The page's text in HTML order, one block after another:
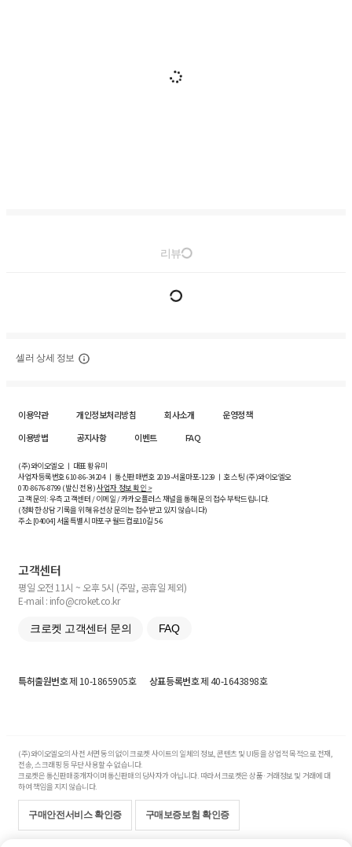
리뷰
셀러 상세 정보
이용약관 개인정보처리방침 회사소개
운영정책
이용방법
공지사항 이벤트 FAQ
(주)와이오엘오 ㅣ 대표 황유미
사업자등록번호610-86-34204ㅣ 통신판매번호 2019-서울마포-1239 ㅣ 호스팅 (주)와이오엘오
070-8676-8799 (발신 전용)사업자 정보 확인 >
고객 문의: 우측 고객센터 / 이메일 / 카카오플러스 채널을 통해 문의 접수 부탁드립니다.
(정확한 상담 기록을 위해 유선상 문의는 접수받고 있지 않습니다)
주소 [04004] 서울특별시 마포구 월드컵로10길5-6
고객센터
평일 오전 11시 ~ 오후 5시 (주말, 공휴일 제외)
E-mail : info@croket.co.kr
크로켓 고객센터 문의 FAQ
특허출원번호제 10-1865905호 상표등록번호제 40-1643898호
(주)와이오엘오의 사전 서면 동의 없이 크로켓 사이트의 일체의 정보, 콘텐츠 및 UI등을 상업적 목적으로 전재,
전송, 스크래핑 등 무단 사용할 수 없습니다.
크로켓은 통신판매중개자이며 통신판매의 당사자가 아닙니다. 따라서 크로켓은 상품·거래정보 및 거래에 대
하여 책임을 지지 않습니다.
구매안전서비스 확인증 구매보증보험 확인증